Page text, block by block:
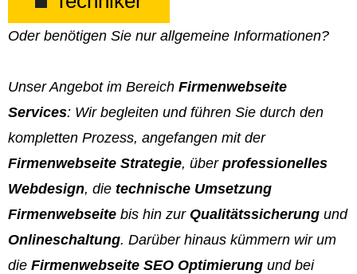
Oder benötigen Sie nur allgemeine Informationen?
Unser Angebot im Bereich Firmenwebseite
Services: Wir begleiten und führen Sie durch den
kompletten Prozess, angefangen mit der
Firmenwebseite Strategie, überprofessionelles
Webdesign, die technische Umsetzung
Firmenwebseite bis hin zur Qualitätssicherung und
Onlineschaltung. Darüber hinaus kümmern wir um
die Firmenwebseite SEO Optimierung und bei